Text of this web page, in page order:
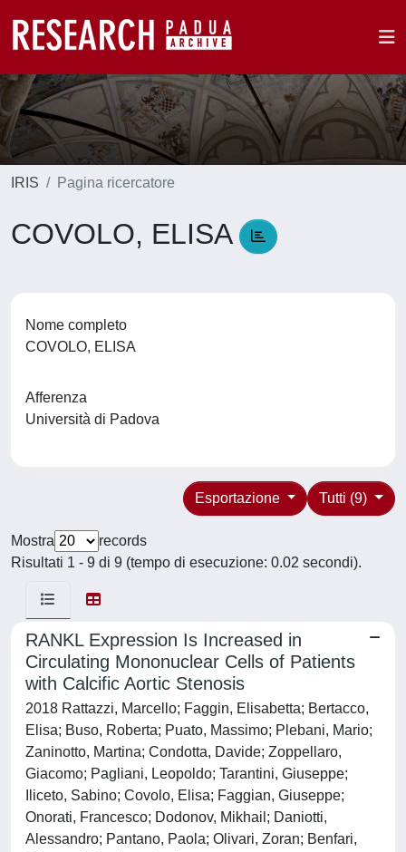
IRIS Pagina ricercatore
COVOLO, ELISA
Nome completo
COVOLO, ELISA
Afferenza
Università di Padova
Tutti (9)
Esportazione
Mostra
records
Risultati 1 - 9 di 9 (tempo di esecuzione: 0.02 secondi).
RANKL Expression Is Increased in
Circulating Mononuclear Cells of Patients
with Calcific Aortic Stenosis
2018 Rattazzi, Marcello; Faggin, Elisabetta; Bertacco,
Elisa; Buso, Roberta; Puato, Massimo; Plebani, Mario;
Zaninotto, Martina; Condotta, Davide; Zoppellaro,
Giacomo; Pagliani, Leopoldo; Tarantini, Giuseppe;
Iliceto, Sabino; Covolo, Elisa; Faggian, Giuseppe;
Onorati, Francesco; Dodonov, Mikhail; Daniotti,
Alessandro; Pantano, Paola; Olivari, Zoran; Benfari,